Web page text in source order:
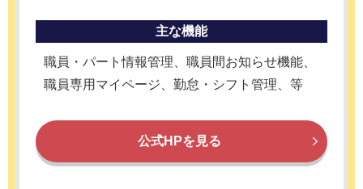
主な機能
職員・パート情報管理、職員間お知らせ機能、
職員専用マイページ、勤怠・シフト管理、等
公式HPを見る